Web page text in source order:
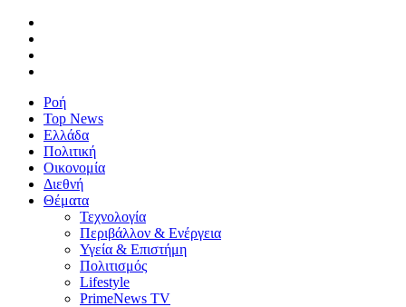
Ροή
Top News
Ελλάδα
Πολιτική
Οικονομία
Διεθνή
Θέματα
Τεχνολογία
Περιβάλλον & Ενέργεια
Υγεία & Επιστήμη
Πολιτισμός
Lifestyle
PrimeNews TV